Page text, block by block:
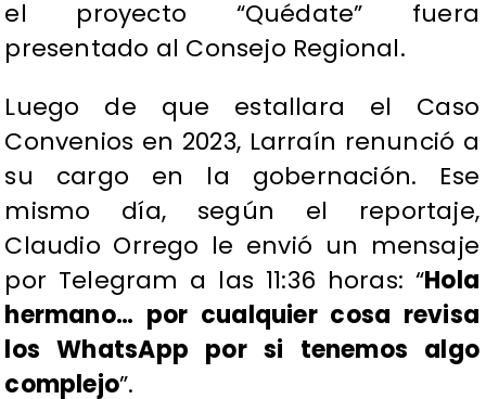
el proyecto “Quédate” fuera
presentado al Consejo Regional.
Luego de que estallara el Caso
Convenios en 2023, Larraín renunció a
su cargo en la gobernación. Ese
mismo día, según el reportaje,
Claudio Orrego le envió un mensaje
por Telegram a las 11:36 horas: “Hola
hermano… por cualquier cosa revisa
los WhatsApp por si tenemos algo
complejo”.